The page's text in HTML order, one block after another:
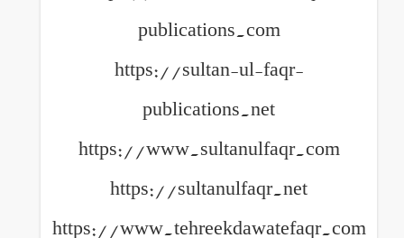
publications.com
https://sultan-ul-faqr-
publications.net
https://www.sultanulfaqr.com
https://sultanulfaqr.net
https://www.tehreekdawatefaqr.com